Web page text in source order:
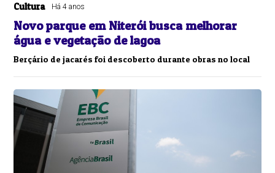
Cultura Há 4 anos
Novo parque em Niterói busca melhorar
água e vegetação de lagoa
Berçário de jacarés foi descoberto durante obras no local